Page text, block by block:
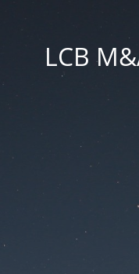
LCB